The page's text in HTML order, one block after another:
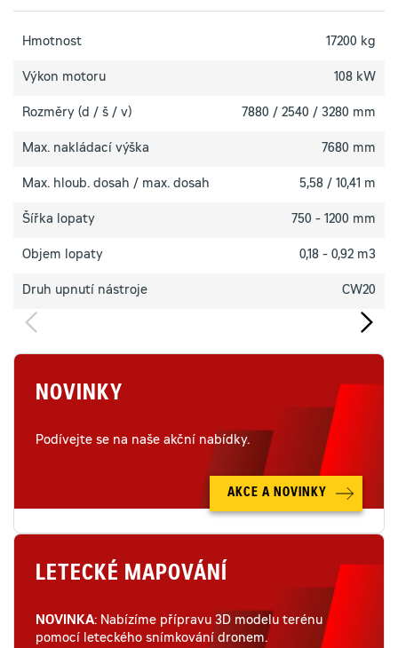
Hmotnost 17200 kg
Výkon motoru 108 kW
Rozměry (d / š / v) 7880 / 2540 / 3280 mm
Max. nakládací výška 7680 mm
Max. hloub. dosah / max. dosah 5,58 / 10,41 m
Šířka lopaty 750 - 1200 mm
Objem lopaty 0,18 - 0,92 m3
Druh upnutí nástroje CW20
NOVINKY
Podívejte se na naše akční nabídky.
AKCE A NOVINKY
LETECKÉ MAPOVÁNÍ
NOVINKA: Nabízíme přípravu 3D modelu terénu
pomocí leteckého snímkování dronem.